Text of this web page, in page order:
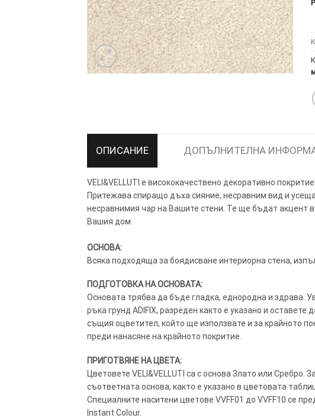
ОПИСАНИЕ ДОПЪЛНИТЕЛНА
VELI&VELLUTI е висококачествено декоративно
Притежава спиращо дъха сияние, несравним вид и
несравнимия чар на Вашите стени. Те ще бъдат акцент
Вашия дом.
ОСНОВА:
Всяка подходяща за боядисване интериорна стена,
ПОДГОТОВКА НА ОСНОВАТА:
Основата трябва да бъде гладка, еднородна и здрава.
ръка грунд ADIFIX, разреден както е указано и
същия оцветител, който ще използвате и за крайното
преди нанасяне на крайното покритие.
ПРИГОТВЯНЕ НА ЦВЕТА:
Цветовете VELI&VELLUTI са с основа Злато или
съответната основа, както е указано в цветовата
Специалните наситени цветове VVFF01 до VVFF10 се
Instant Colour.
НАМЕРИТЕ ТУК.